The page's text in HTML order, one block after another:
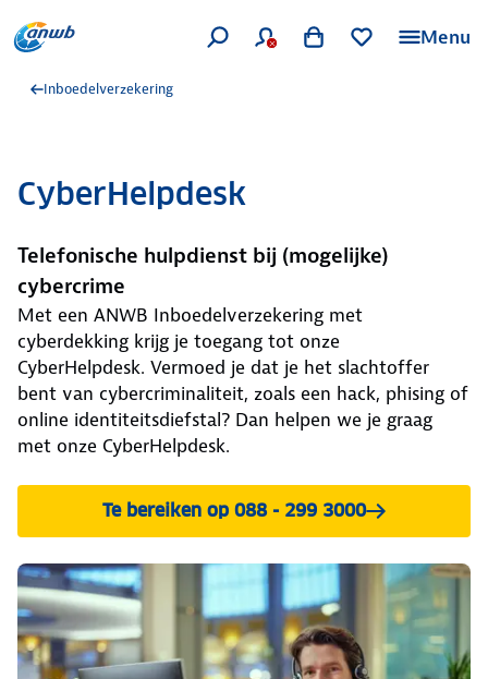
Menu
Inboedelverzekering
CyberHelpdesk
Telefonische hulpdienst bij (mogelijke)
cybercrime
Met een ANWB Inboedelverzekering met
cyberdekking krijg je toegang tot onze
CyberHelpdesk. Vermoed je dat je het slachtoffer
bent van cybercriminaliteit, zoals een hack, phising of
online identiteitsdiefstal? Dan helpen we je graag
met onze CyberHelpdesk.
Te bereiken op 088 - 299 3000